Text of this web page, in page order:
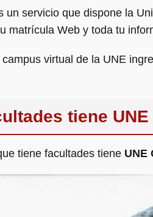
un servicio que dispone la
matrícula Web y toda tu
virtual de la UNE
tiene
tiene facultades tiene UNE